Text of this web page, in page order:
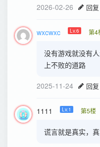
2026-02-26 回复
wxcwxc Lv.6 第4
没有游戏就没有
上不败的道路
2025-11-24 回复
1111 Lv.1 第5楼
谎言就是真实，